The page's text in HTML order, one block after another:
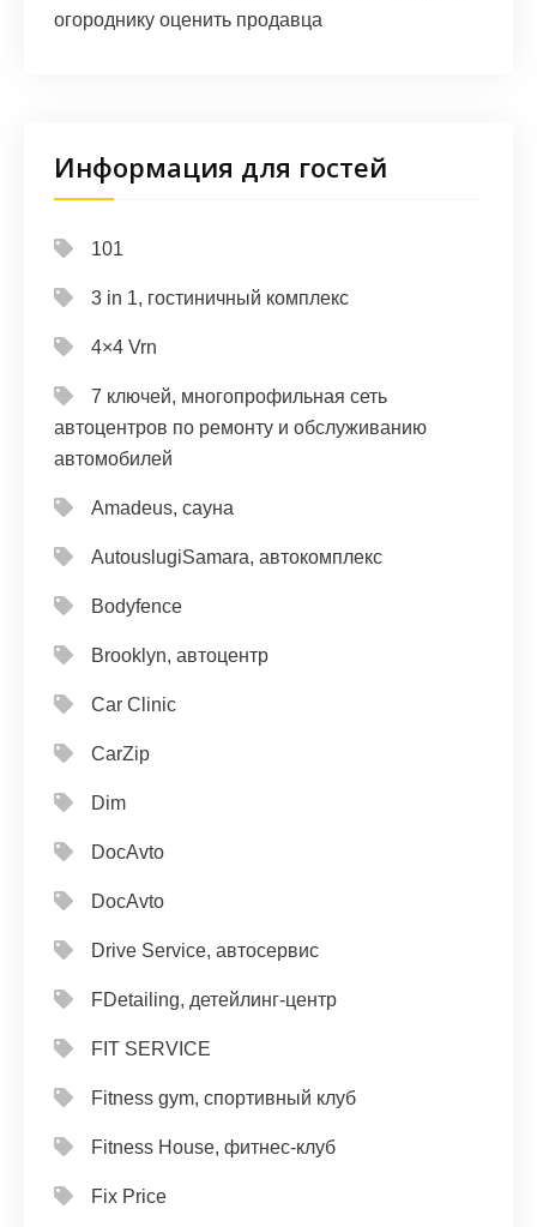
огороднику оценить продавца
Информация для гостей
101
3 in 1, гостиничный комплекс
4×4 Vrn
7 ключей, многопрофильная сеть
автоцентров по ремонту и обслуживанию
автомобилей
Amadeus, сауна
AutouslugiSamara, автокомплекс
Bodyfence
Brooklyn, автоцентр
Car Clinic
CarZip
Dim
DocAvto
DocAvto
Drive Service, автосервис
FDetailing, детейлинг-центр
FIT SERVICE
Fitness gym, спортивный клуб
Fitness House, фитнес-клуб
Fix Price